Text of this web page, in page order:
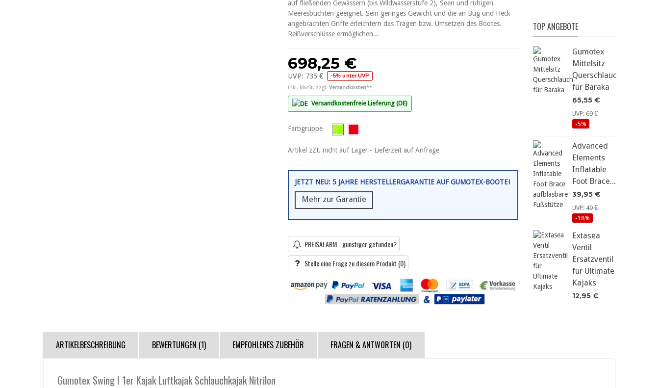
auf fließenden Gewässern (bis Wildwasserstufe 2), Seen und ruhigen
Meeresbuchten geeignet. Sein geringes Gewicht und die an Bug und Heck
angebrachten Griffe erleichtern das Tragen bzw. Umsetzen des Bootes.
Reißverschlüsse ermöglichen...
698,25 €
UVP: 735 € -5% unter UVP
inkl. MwSt. zzgl. Versandkosten**
Versandkostenfreie Lieferung (DE)
Farbgruppe
Artikel zZt. nicht auf Lager - Lieferzeit auf Anfrage
JETZT NEU: 5 JAHRE HERSTELLERGARANTIE AUF GUMOTEX-BOOTE!
Mehr zur Garantie
PREISALARM - günstiger gefunden?
Stelle eine Frage zu diesem Produkt (0)
TOP ANGEBOTE
Gumotex
Mittelsitz
Querschlauch
für Baraka
65,55 €
UVP: 69 €
-5%
Advanced
Elements
Inflatable
Foot Brace...
39,95 €
UVP: 49 €
-18%
Extasea
Ventil
Ersatzventil
für Ultimate
Kajaks
12,95 €
ARTIKELBESCHREIBUNG BEWERTUNGEN (1) EMPFOHLENES ZUBEHÖR FRAGEN & ANTWORTEN (0)
Gumotex Swing I 1er Kajak Luftkajak Schlauchkajak Nitrilon